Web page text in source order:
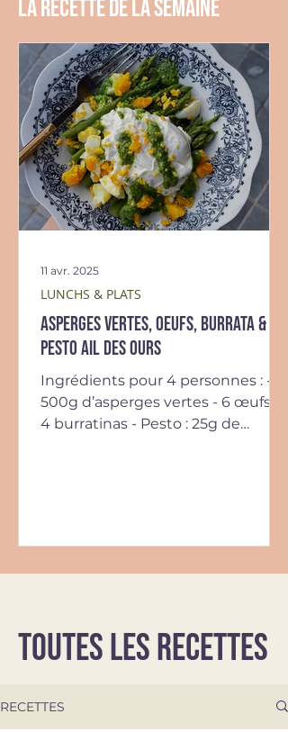
La recette de la semaine
Asperges vertes, oeufs, burrata &
pesto ail des ours
Ingrédients pour 4 personnes : -
500g d’asperges vertes - 6 œufs -
4 burratinas - Pesto : 25g de
LUNCHS & PLATS
11 avr. 2025
TOUTES LES RECETTES
RECETTES